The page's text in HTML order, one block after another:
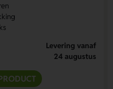
Levering vanaf
24 augustus